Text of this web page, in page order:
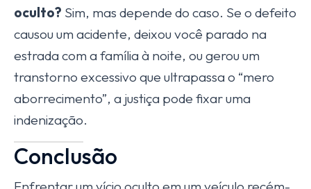
oculto? Sim, mas depende do caso. Se o defeito
causou um acidente, deixou você parado na
estrada com a família à noite, ou gerou um
transtorno excessivo que ultrapassa o “mero
aborrecimento”, a justiça pode fixar uma
indenização.
Conclusão